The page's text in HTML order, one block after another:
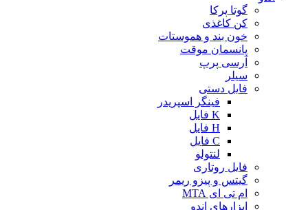
گوتا پرکا
کن کاغذی
خون بند و هموستات
پانسمان موقت
آرسی پرپ
سیلر
فایل دستی
فینگر اسپریدر
K فایل
H فایل
C فایل
لنتولو
فایل روتاری
گیتس و پیزو ریمر
ام تی ای MTA
ابزارهای اندو